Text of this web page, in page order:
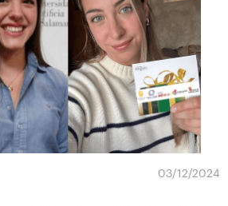
03/12/2024